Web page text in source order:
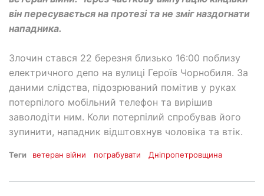
він пересувається на протезі та не зміг наздогнати
нападника.
Злочин стався 22 березня близько 16:00 поблизу
електричного депо на вулиці Героїв Чорнобиля. За
даними слідства, підозрюваний помітив у руках
потерпілого мобільний телефон та вирішив
заволодіти ним. Коли потерпілий спробував його
зупинити, нападник відштовхнув чоловіка та втік.
Теги ветеран війни пограбувати Дніпропетровщина